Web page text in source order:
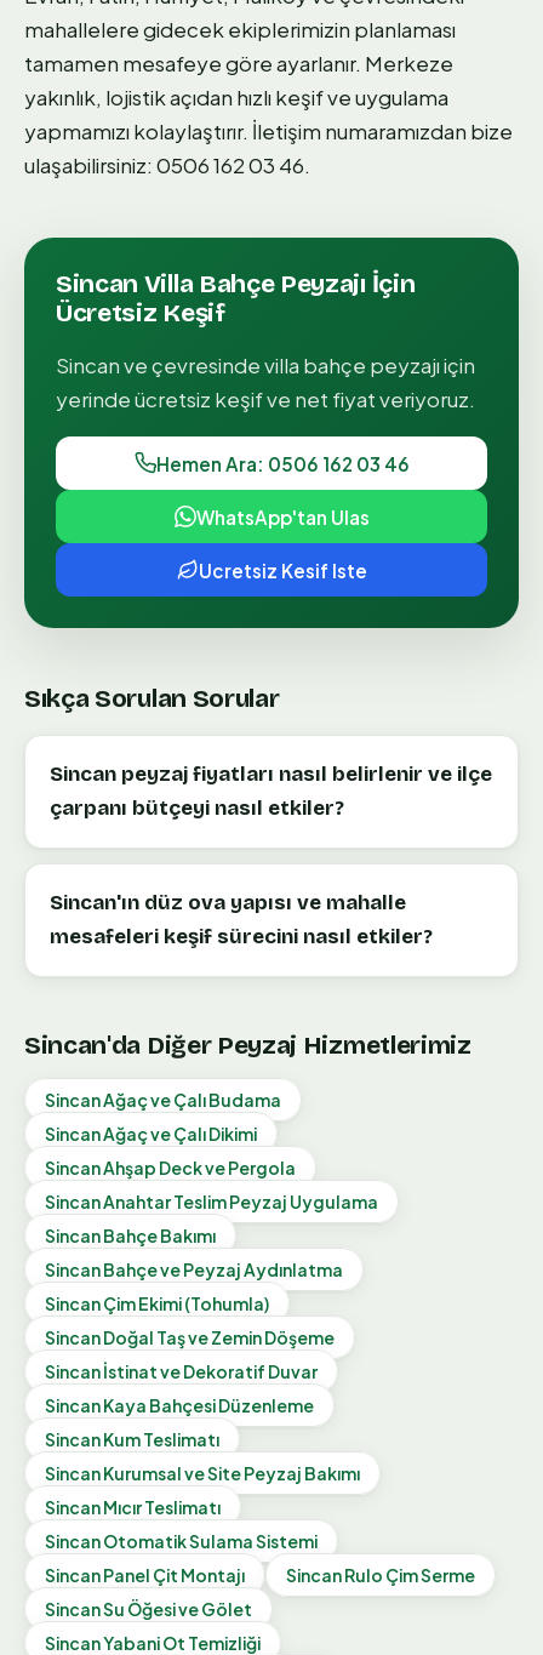
mahallelere gidecek ekiplerimizin planlaması
tamamen mesafeye göre ayarlanır. Merkeze
yakınlık, lojistik açıdan hızlı keşif ve uygulama
yapmamızı kolaylaştırır. İletişim numaramızdan bize
ulaşabilirsiniz: 0506 162 03 46.
Sincan Villa Bahçe Peyzajı İçin
Ücretsiz Keşif
Sincanve çevresindevilla bahçe peyzajıiçin
yerinde ücretsiz keşif ve net fiyat veriyoruz.
Hemen Ara: 0506 162 03 46
WhatsApp'tan Ulas
Ucretsiz Kesif Iste
Sıkça Sorulan Sorular
Sincan peyzaj fiyatları nasıl belirlenir ve ilçe
çarpanı bütçeyi nasıl etkiler?
Sincan'ın düz ova yapısı ve mahalle
mesafeleri keşif sürecini nasıl etkiler?
Sincan'da Diğer Peyzaj Hizmetlerimiz
SincanAğaç ve Çalı Budama
SincanAğaç ve Çalı Dikimi
SincanAhşap Deck ve Pergola
SincanAnahtar Teslim Peyzaj Uygulama
SincanBahçe Bakımı
SincanBahçe ve Peyzaj Aydınlatma
SincanÇim Ekimi (Tohumla)
SincanDoğal Taş ve Zemin Döşeme
Sincanİstinat ve Dekoratif Duvar
SincanKaya Bahçesi Düzenleme
SincanKum Teslimatı
SincanKurumsal ve Site Peyzaj Bakımı
SincanMıcır Teslimatı
SincanOtomatik Sulama Sistemi
SincanPanel Çit Montajı SincanRulo Çim Serme
SincanSu Öğesi ve Gölet
SincanYabani Ot Temizliği